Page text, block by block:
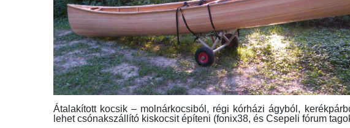
Átalakított kocsik – molnárkocsiból, régi kórházi ágyból,
lehet csónakszállító kiskocsit építeni (fonix38, és Csepeli fórum